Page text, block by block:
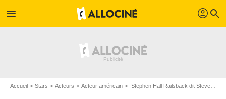
menu profil search
Accueil Stars Acteurs Acteur américain Stephen Hall Railsback dit Steve Railsback